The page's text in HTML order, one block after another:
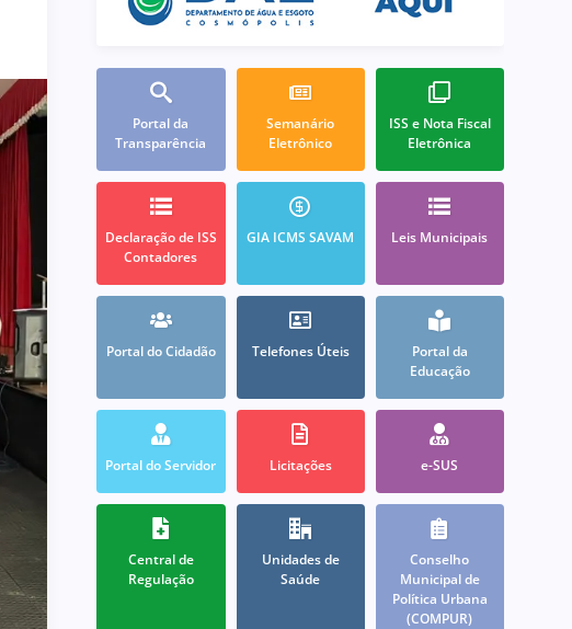
Portal da
Transparência
Semanário
Eletrônico
ISS e Nota Fiscal
Eletrônica
Declaração de ISS
Contadores
GIA ICMS SAVAM Leis Municipais
Portal do Cidadão Telefones Úteis
Portal da
Educação
Portal do Servidor Licitações e-SUS
Central de
Regulação
Unidades de
Saúde
Conselho
Municipal de
Política Urbana
(COMPUR)